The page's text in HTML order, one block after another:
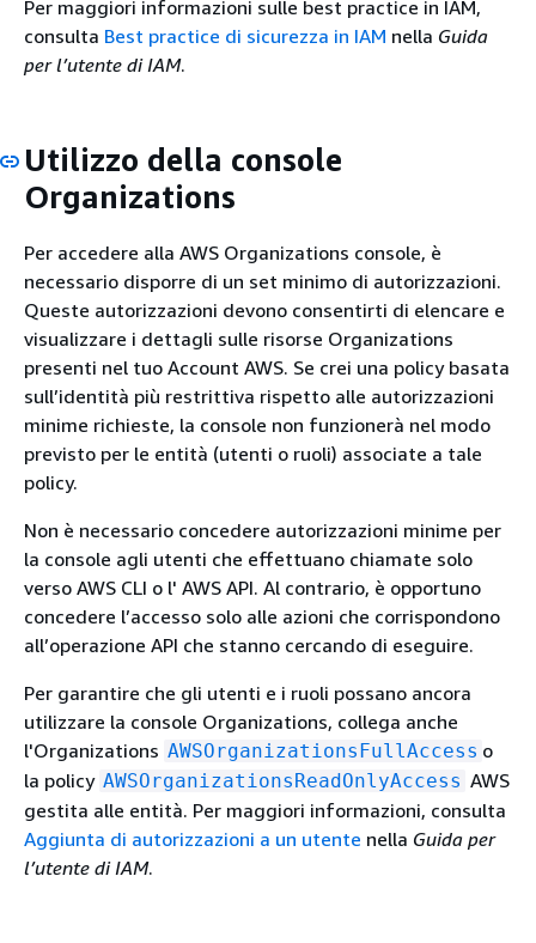
Per maggiori informazioni sulle best practice in IAM,
consulta Best practice di sicurezza in IAM nella Guida
per l’utente di IAM.
Utilizzo della console
Organizations
Per accedere alla AWS Organizations console, è
necessario disporre di un set minimo di autorizzazioni.
Queste autorizzazioni devono consentirti di elencare e
visualizzare i dettagli sulle risorse Organizations
presenti nel tuo Account AWS. Se crei una policy basata
sull’identità più restrittiva rispetto alle autorizzazioni
minime richieste, la console non funzionerà nel modo
previsto per le entità (utenti o ruoli) associate a tale
policy.
Non è necessario concedere autorizzazioni minime per
la console agli utenti che effettuano chiamate solo
verso AWS CLI o l' AWS API. Al contrario, è opportuno
concedere l’accesso solo alle azioni che corrispondono
all’operazione API che stanno cercando di eseguire.
Per garantire che gli utenti e i ruoli possano ancora
utilizzare la console Organizations, collega anche
l'Organizations AWSOrganizationsFullAccess o
la policy AWSOrganizationsReadOnlyAccess AWS
gestita alle entità. Per maggiori informazioni, consulta
Aggiunta di autorizzazioni a un utente nella Guida per
l’utente di IAM.